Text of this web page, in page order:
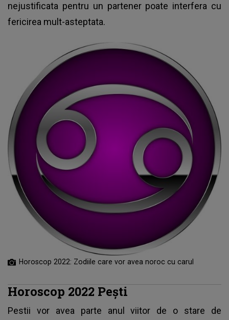
nejustificata pentru un partener poate interfera cu
fericirea mult-asteptata.
Horoscop 2022: Zodiile care vor avea noroc cu carul
Horoscop 2022 Peşti
Pestii vor avea parte anul viitor de o stare de